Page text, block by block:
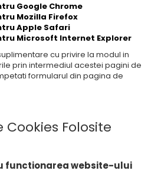
Google Chrome
Mozilla Firefox
Apple Safari
Microsoft Internet Explorer
cu privire la modul in
prin intermediul acestei pagini de
formularul din pagina de
Cookies Folosite
functionarea website-ului